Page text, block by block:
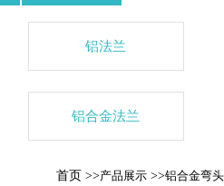
铝法兰
铝合金法兰
首页 >>产品展示 >>铝合金弯头